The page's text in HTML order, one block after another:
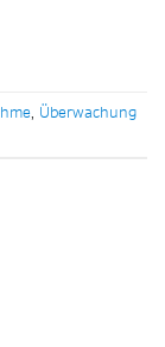
, Überwachung